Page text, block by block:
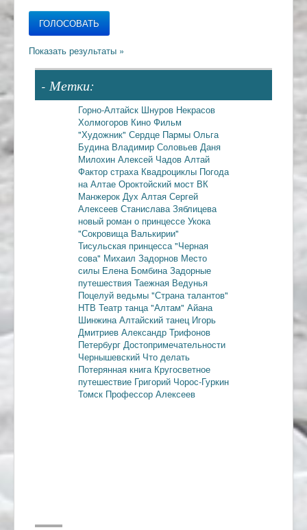
- Метки:
Горно-Алтайск Шнуров Некрасов
Холмогоров Кино Фильм
"Художник" Сердце Пармы Ольга
Будина Владимир Соловьев Даня
Милохин Алексей Чадов Алтай
Фактор страха Квадроциклы Погода
на Алтае Ороктойский мост ВК
Манжерок Дух Алтая Сергей
Алексеев Станислава Зяблицева
новый роман о принцессе Укока
"Сокровища Валькирии"
Тисульская принцесса"Черная
сова" Михаил Задорнов Место
силы Елена БомбинаЗадорные
путешествия Таежная Ведунья
Поцелуй ведьмы "Страна талантов"
НТВ Театр танца "Алтам" Айана
ШинжинаАлтайский танец Игорь
Дмитриев Александр Трифонов
Петербург Достопримечательности
Чернышевский Что делать
Потерянная книга Кругосветное
путешествие Григорий Чорос-Гуркин
Томск Профессор Алексеев